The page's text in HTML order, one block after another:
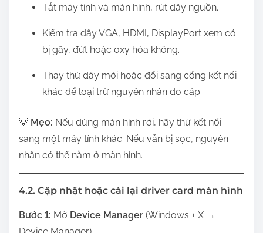
Tắt máy tính và màn hình, rút dây nguồn.
Kiểm tra dây VGA, HDMI, DisplayPort xem có
bị gãy, đứt hoặc oxy hóa không.
Thay thử dây mới hoặc đổi sang cổng kết nối
khác để loại trừ nguyên nhân do cáp.
💡 Mẹo: Nếu dùng màn hình rời, hãy thử kết nối
sang một máy tính khác. Nếu vẫn bị sọc, nguyên
nhân có thể nằm ở màn hình.
4.2. Cập nhật hoặc cài lại driver card màn hình
Bước 1: Mở Device Manager (Windows + X →